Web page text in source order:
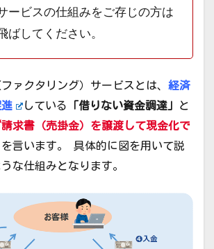
ービスの仕組みをご存じの方は
ばしてください。
ァクタリング）サービスとは、 経済
している 「借りない資金調達」
と
請求書（売掛金）を譲渡して現金化で
を言います。 具体的に図を用いて説
な仕組みとなります。